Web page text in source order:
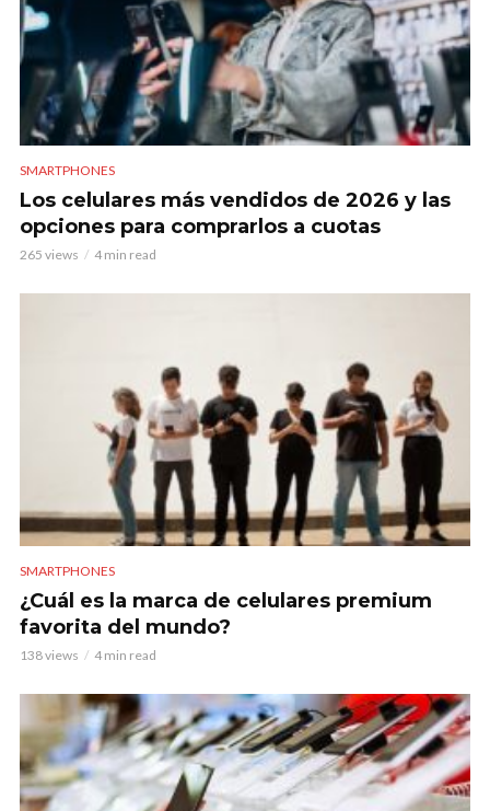
SMARTPHONES
Los celulares más vendidos de 2026 y las
opciones para comprarlos a cuotas
265 views 4 min read
SMARTPHONES
¿Cuál es la marca de celulares premium
favorita del mundo?
138 views 4 min read